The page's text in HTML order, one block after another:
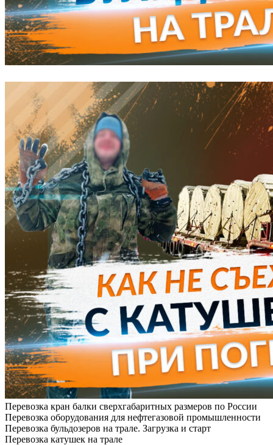
Перевозка кран балки сверхгабаритных размеров по России
Перевозка оборудования для нефтегазовой промышленности
Перевозка бульдозеров на трале. Загрузка и старт
Перевозка катушек на трале